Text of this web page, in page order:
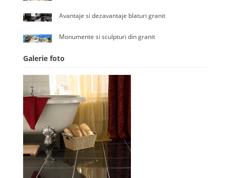
Avantaje si dezavantaje blaturi granit
Monumente si sculpturi din granit
Galerie foto